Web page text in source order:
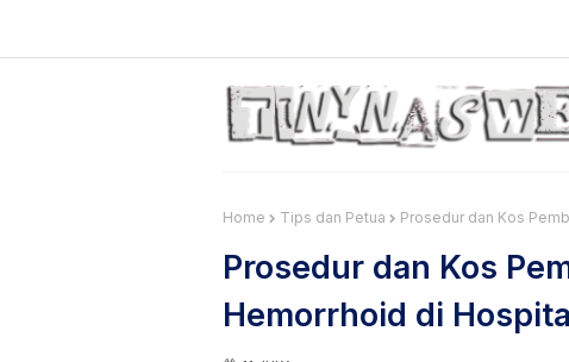
Home Tips dan Petua Prosedur dan Kos
Prosedur dan Kos
Hemorrhoid di